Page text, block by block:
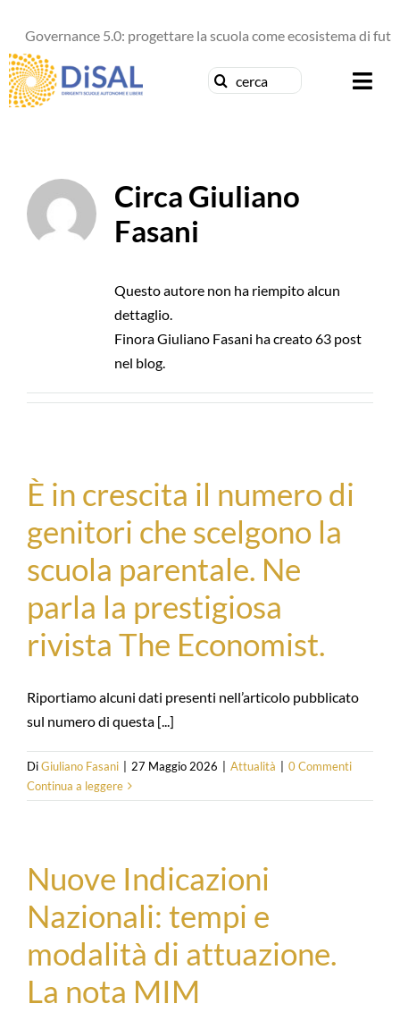
contenuto
5.0: progettare la scuola come ecosistema di futuro
Cerca
News
Formazione
Contattaci
Circa Giuliano
Fasani
Questo autore non ha riempito alcun
dettaglio.
Finora Giuliano Fasani ha creato 63 post
nel blog.
È in crescita il numero di
genitori che scelgono la
scuola parentale. Ne
parla la prestigiosa
rivista The Economist.
Riportiamo alcuni dati presenti nell’articolo pubblicato
sul numero di questa [...]
DiGiuliano Fasani | 27 Maggio 2026 | Attualità | 0 Commenti
Continua a leggere
Nuove Indicazioni
Nazionali: tempi e
modalità di attuazione.
La nota MIM